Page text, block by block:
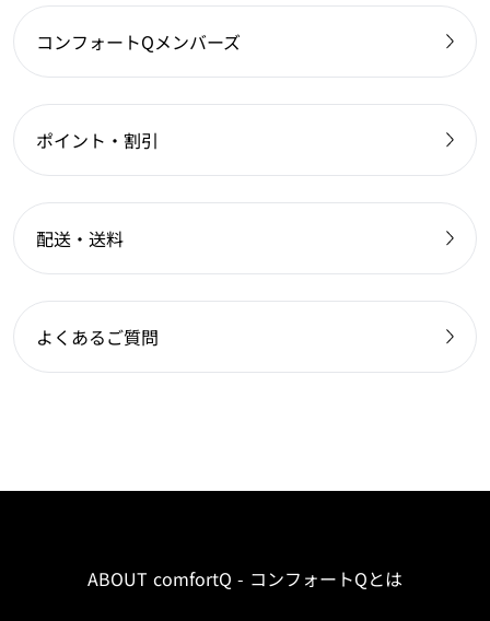
コンフォートQメンバーズ
ポイント・割引
配送・送料
よくあるご質問
ABOUT comfortQ - コンフォートQとは